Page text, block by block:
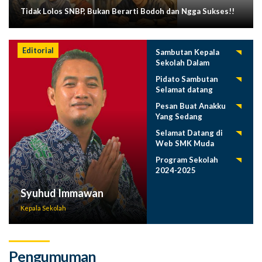
Tidak Lolos SNBP, Bukan Berarti Bodoh dan Ngga Sukses!!
Editorial
Syuhud Immawan
Kepala Sekolah
Sambutan Kepala
Sekolah Dalam
Pelepasan Siswa
Tahun 2025
Pidato Sambutan
Selamat datang
Muda 2025-2026
Pesan Buat Anakku
Yang Sedang
Selamat Datang di
Web SMK Muda
Program Sekolah
2024-2025
Pengumuman